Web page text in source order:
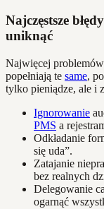
Najczęstsze
uniknąć
Najwięcej
popełniają te same,
tylko pieniądze, ale i
Ignorowanie
PMS a
Odkładanie
się uda”.
Zatajanie
bez realnych
Delegowanie
ogarnąć